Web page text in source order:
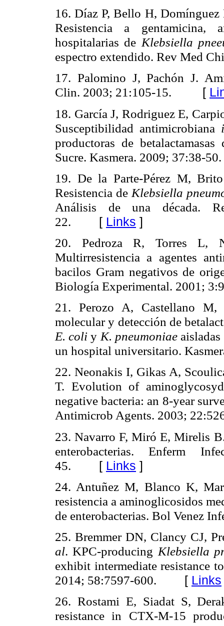
16. Díaz P, Bello H,
Resistencia a gentamicina,
hospitalarias de Klebsiella
espectro extendido. Rev Med
17. Palomino J, Pachón J.
Clin. 2003; 21:105-15.
[
18. García J, Rodriguez E,
Susceptibilidad antimicrobiana
productoras de
Sucre. Kasmera. 2009; 37:38-50.
19. De la Parte-Pérez M,
Resistencia de Klebsiella
Análisis de una década.
22. [ Links ]
20. Pedroza R, Torres L,
Multirresistencia a agentes
bacilos Gram negativos de
Biología Experimental. 2001;
21. Perozo A, Castellano M,
molecular y detección de
E. coliy K. pneumoniaeaisladas
un hospital universitario.
22. Neonakis I, Gikas A,
T. Evolution of
negative bacteria: an 8-year
Antimicrob Agents. 2003;
23. Navarro F, Miró E, Mirelis
enterobacterias. Enferm
45. [ Links ]
24. Antuñez M, Blanco K,
resistencia a aminoglicosidos
de enterobacterias. Bol Venez
25. Bremmer DN, Clancy CJ,
al. KPC-producing Klebsiella
exhibit intermediate resistance
2014; 58:7597-600. [ Links
26. Rostami E, Siadat S,
resistance in CTX-M-15